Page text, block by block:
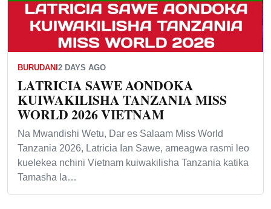
BURUDANI 2 DAYS AGO
LATRICIA SAWE AONDOKA
KUIWAKILISHA TANZANIA MISS
WORLD 2026 VIETNAM
Na Mwandishi Wetu, Dar es Salaam Miss World
Tanzania 2026, Latricia Ian Sawe, ameagwa rasmi leo
kuelekea nchini Vietnam kuiwakilisha Tanzania katika
Tamasha la…